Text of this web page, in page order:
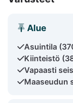
Alue
Asuintila
Kiinteistö
Vapaasti
Maaseudun